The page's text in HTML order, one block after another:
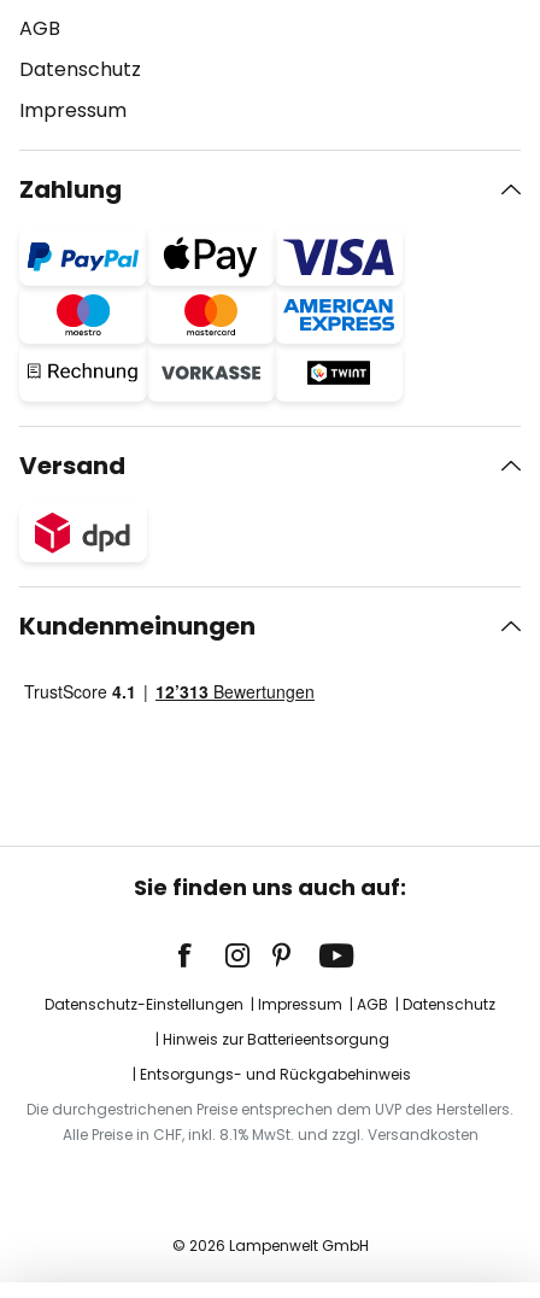
AGB
Datenschutz
Impressum
Zahlung
Versand
Kundenmeinungen
Sie finden uns auch auf:
Datenschutz-Einstellungen Impressum AGB
Datenschutz
Hinweis zur Batterieentsorgung
Entsorgungs- und Rückgabehinweis
Die durchgestrichenen Preise entsprechen dem UVP des Herstellers.
Alle Preise in CHF, inkl. 8.1% MwSt. und zzgl. Versandkosten
© 2026 Lampenwelt GmbH